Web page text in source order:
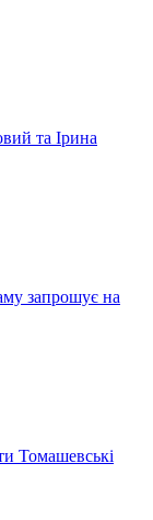
та Ірина
запрошує на
Томашевські